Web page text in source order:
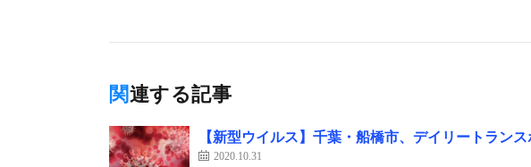
関連する記事
【新型ウイルス】千葉・船橋市、デイリートラン
2020.10.31